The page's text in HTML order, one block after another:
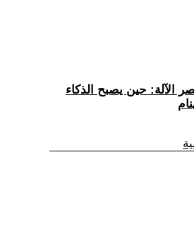
الآلة: حين يصبح الذكاء